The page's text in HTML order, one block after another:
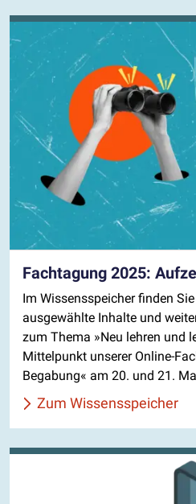
Fachtagung 2025:
Im Wissensspeicher finden
ausgewählte Inhalte und
zum Thema »Neu lehren und
Mittelpunkt unserer Online-
Begabung« am 20. und 21.
Zum Wissensspeicher